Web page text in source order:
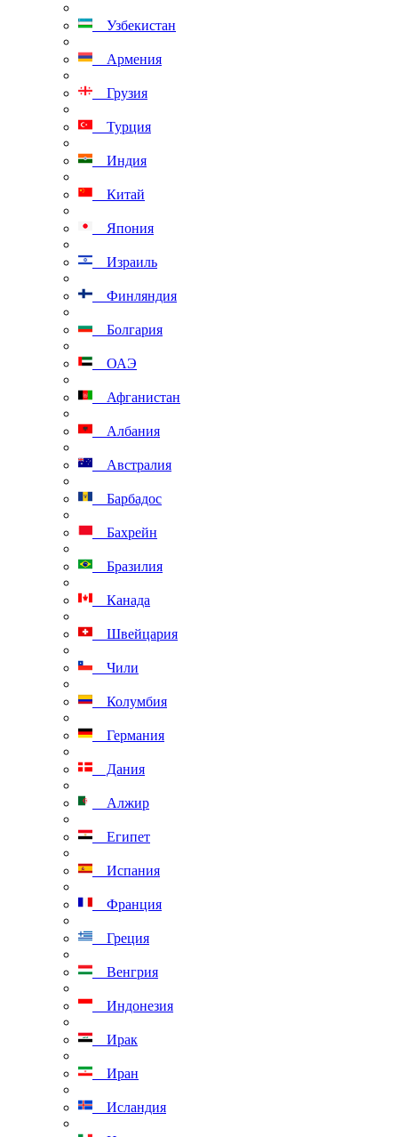
Узбекистан
Армения
Грузия
Турция
Индия
Китай
Япония
Израиль
Финляндия
Болгария
ОАЭ
Афганистан
Албания
Австралия
Барбадос
Бахрейн
Бразилия
Канада
Швейцария
Чили
Колумбия
Германия
Дания
Алжир
Египет
Испания
Франция
Греция
Венгрия
Индонезия
Ирак
Иран
Исландия